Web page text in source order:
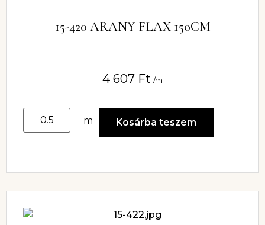
15-420 ARANY FLAX 150CM
4 607 Ft /m
m Kosárba teszem